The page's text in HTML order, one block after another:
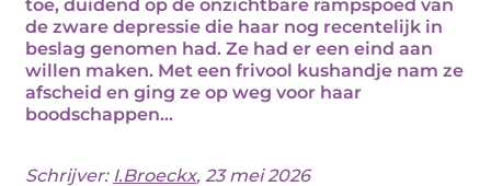
toe, duidend op de onzichtbare rampspoed van
de zware depressie die haar nog recentelijk in
beslag genomen had. Ze had er een eind aan
willen maken. Met een frivool kushandje nam ze
afscheid en ging ze op weg voor haar
boodschappen...
Schrijver: I.Broeckx, 23 mei 2026